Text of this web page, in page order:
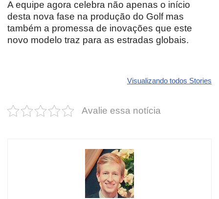
A equipe agora celebra não apenas o início
desta nova fase na produção do Golf mas
também a promessa de inovações que este
novo modelo traz para as estradas globais.
Visualizando todos Stories
2025!
Dodge pode ter
de emoção
que
Avalie essa notícia